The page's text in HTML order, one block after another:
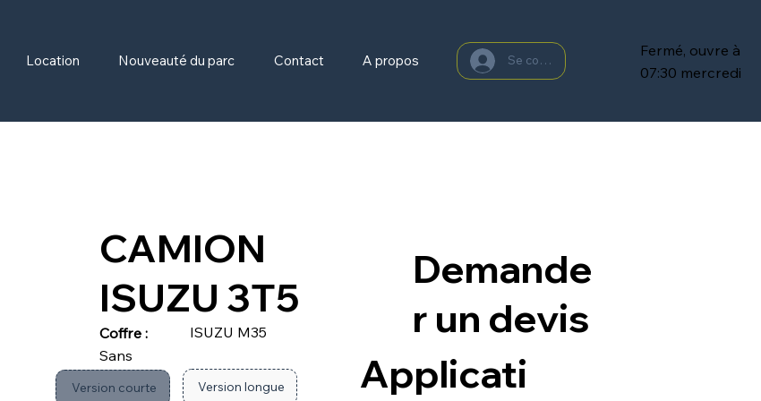
Fermé, ouvre à
07:30 mercredi
Location Nouveauté du parc Contact A propos Se connecter
CAMION
ISUZU 3T5
Coffre :
Sans
ISUZU M35
Version courte Version longue
Demande
r un devis
Applicati